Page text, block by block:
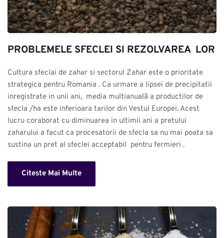
PROBLEMELE SFECLEI SI REZOLVAREA  LOR
Cultura sfeclai de zahar si sectorul Zahar este o prioritate
strategica pentru Romania . Ca urmare a lipsei de precipitatii
inregistrate in unii ani,  media multianuală a productilor de
sfecla /ha este inferioara tarilor din Vestul Europei. Acest
lucru coraborat cu diminuarea in ultimii ani a pretului
zaharului a facut ca procesatorii de sfecla sa nu mai poata sa
sustina un pret al sfeclei acceptabil  pentru fermieri .
Citeste Mai Multe